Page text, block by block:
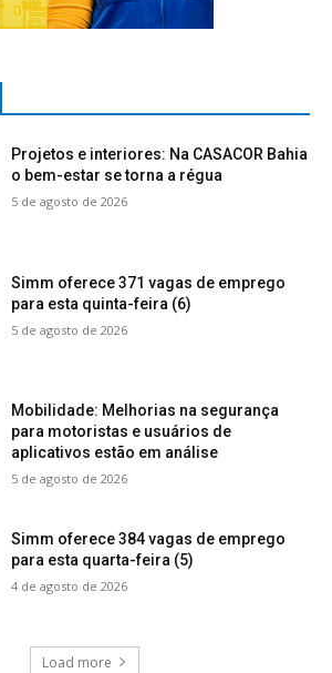
Projetos e interiores: Na CASACOR Bahia
o bem-estar se torna a régua
5 de agosto de 2026
Simm oferece 371 vagas de emprego
para esta quinta-feira (6)
5 de agosto de 2026
Mobilidade: Melhorias na segurança
para motoristas e usuários de
aplicativos estão em análise
5 de agosto de 2026
Simm oferece 384 vagas de emprego
para esta quarta-feira (5)
4 de agosto de 2026
Load more